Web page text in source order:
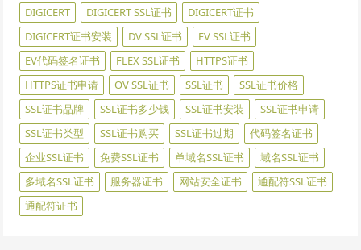
DIGICERT DIGICERT SSL证书
DIGICERT证书
DIGICERT证书安装
DV SSL证书
EV SSL证书
EV代码签名证书
FLEX SSL证书
HTTPS证书
HTTPS证书申请
OV SSL证书 SSL证书
SSL证书价格
SSL证书品牌
SSL证书多少钱 SSL证书安装
SSL证书申请
SSL证书类型
SSL证书购买 SSL证书过期
代码签名证书
企业SSL证书
免费SSL证书 单域名SSL证书
域名SSL证书
多域名SSL证书
服务器证书 网站安全证书
通配符SSL证书
通配符证书